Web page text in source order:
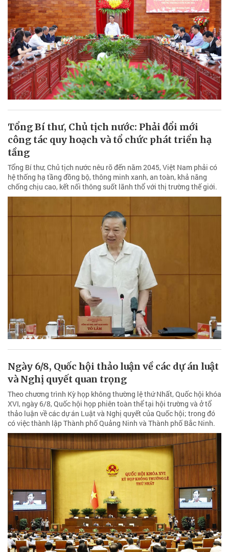
Tổng Bí thư, Chủ tịch nước: Phải đổi mới
công tác quy hoạch và tổ chức phát triển hạ
tầng
Tổng Bí thư, Chủ tịch nước nêu rõ đến năm 2045, Việt Nam phải có
hệ thống hạ tầng đồng bộ, thông minh xanh, an toàn, khả năng
chống chịu cao, kết nối thông suốt lãnh thổ với thị trường thế giới.
Ngày 6/8, Quốc hội thảo luận về các dự án luật
và Nghị quyết quan trọng
Theo chương trình Kỳ họp không thường lệ thứ Nhất, Quốc hội khóa
XVI, ngày 6/8, Quốc hội họp phiên toàn thể tại hội trường và ở tổ
thảo luận về các dự án Luật và Nghị quyết của Quốc hội; trong đó
có việc thành lập Thành phố Quảng Ninh và Thành phố Bắc Ninh.